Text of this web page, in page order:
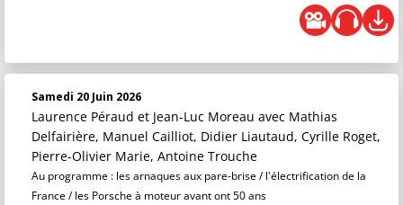
Samedi 20 Juin 2026
Laurence Péraud et Jean-Luc Moreau avec Mathias
Delfairière, Manuel Cailliot, Didier Liautaud, Cyrille Roget,
Pierre-Olivier Marie, Antoine Trouche
Au programme : les arnaques aux pare-brise / l'électrification de la
France / les Porsche à moteur avant ont 50 ans